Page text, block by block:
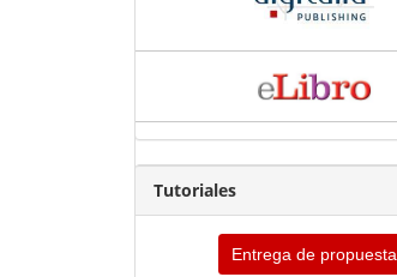
Tutoriales
Entrega de propuesta